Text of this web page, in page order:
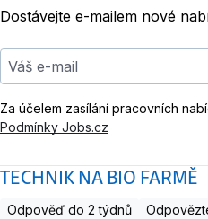
Dostávejte e-mailem nové
Váš e-mail
Za účelem zasílání pracovních
Podmínky Jobs.cz
TECHNIK NA BIO FARMĚ
Odpověď do 2 týdnů